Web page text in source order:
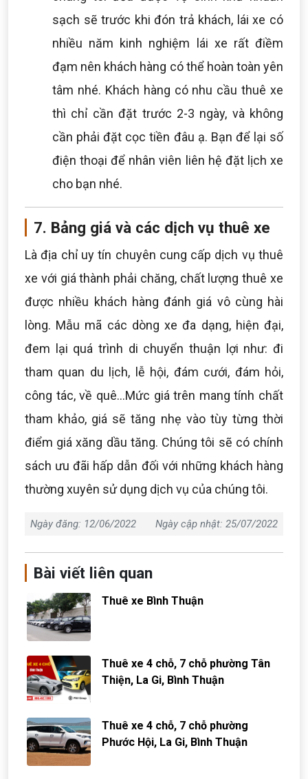
sạch sẽ trước khi đón trả khách, lái xe có
nhiều năm kinh nghiệm lái xe rất điềm
đạm nên khách hàng có thể hoàn toàn yên
tâm nhé. Khách hàng có nhu cầu thuê xe
thì chỉ cần đặt trước 2-3 ngày, và không
cần phải đặt cọc tiền đâu ạ. Bạn để lại số
điện thoại để nhân viên liên hệ đặt lịch xe
cho bạn nhé.
7. Bảng giá và các dịch vụ thuê xe
Là địa chỉ uy tín chuyên cung cấp dịch vụ thuê
xe với giá thành phải chăng, chất lượng thuê xe
được nhiều khách hàng đánh giá vô cùng hài
lòng. Mẫu mã các dòng xe đa dạng, hiện đại,
đem lại quá trình di chuyển thuận lợi như: đi
tham quan du lịch, lễ hội, đám cưới, đám hỏi,
công tác, về quê...Mức giá trên mang tính chất
tham khảo, giá sẽ tăng nhẹ vào tùy từng thời
điểm giá xăng dầu tăng. Chúng tôi sẽ có chính
sách ưu đãi hấp dẫn đối với những khách hàng
thường xuyên sử dụng dịch vụ của chúng tôi.
Ngày đăng: 12/06/2022 Ngày cập nhật: 25/07/2022
Bài viết liên quan
Thuê xe Bình Thuận
Thuê xe 4 chỗ, 7 chỗ phường Tân
Thiện, La Gi, Bình Thuận
Thuê xe 4 chỗ, 7 chỗ phường
Phước Hội, La Gi, Bình Thuận